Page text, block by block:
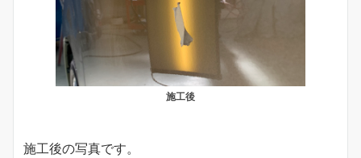
施工後
施工後の写真です。